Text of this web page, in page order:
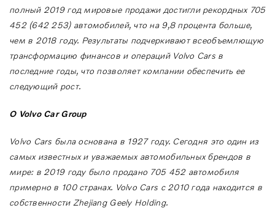
полный 2019 год мировые продажи достигли рекордных 705
452 (642 253) автомобилей, что на 9,8 процента больше,
чем в 2018 году. Результаты подчеркивают всеобъемлющую
трансформацию финансов и операций Volvo Cars в
последние годы, что позволяет компании обеспечить ее
следующий рост.
О Volvo Car Group
Volvo Cars была основана в 1927 году. Сегодня это один из
самых известных и уважаемых автомобильных брендов в
мире: в 2019 году было продано 705 452 автомобиля
примерно в 100 странах. Volvo Cars с 2010 года находится в
собственности Zhejiang Geely Holding.